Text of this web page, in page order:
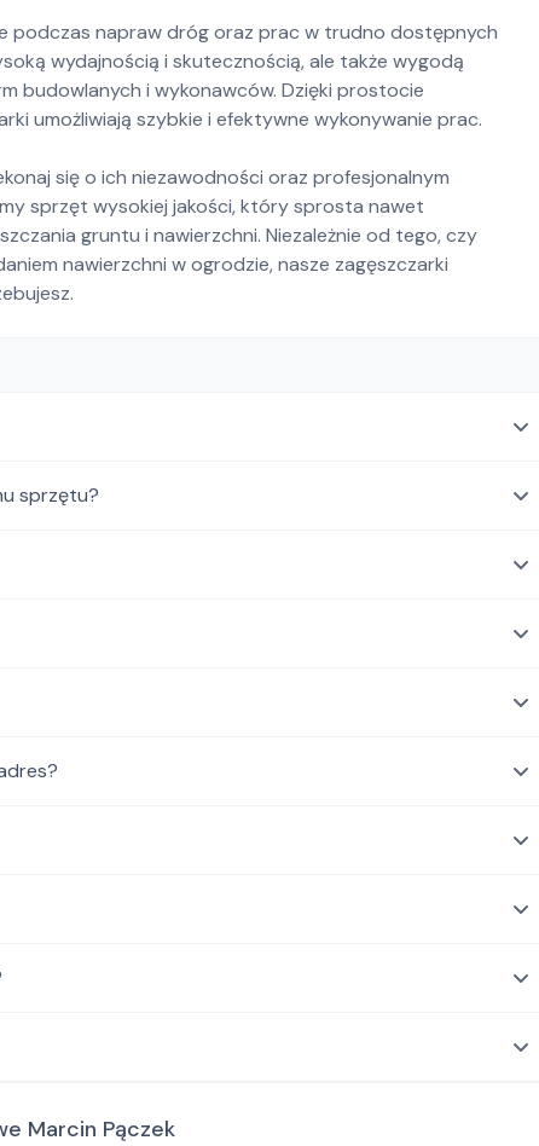
podczas napraw dróg oraz prac w trudno dostępnych
wydajnością i skutecznością, ale także wygodą
budowlanych i wykonawców. Dzięki prostocie
umożliwiają szybkie i efektywne wykonywanie prac.
się o ich niezawodności oraz profesjonalnym
sprzęt wysokiej jakości, który sprosta nawet
gruntu i nawierzchni. Niezależnie od tego, czy
nawierzchni w ogrodzie, nasze zagęszczarki
sprzętu?
Marcin Pączek